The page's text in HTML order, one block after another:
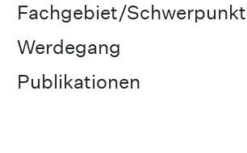
Fachgebiet/
Werdegang
Publikationen